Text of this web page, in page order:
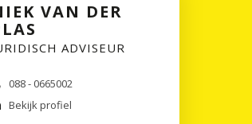
VAN DER
ADVISEUR
088 - 0665002
Bekijk profiel